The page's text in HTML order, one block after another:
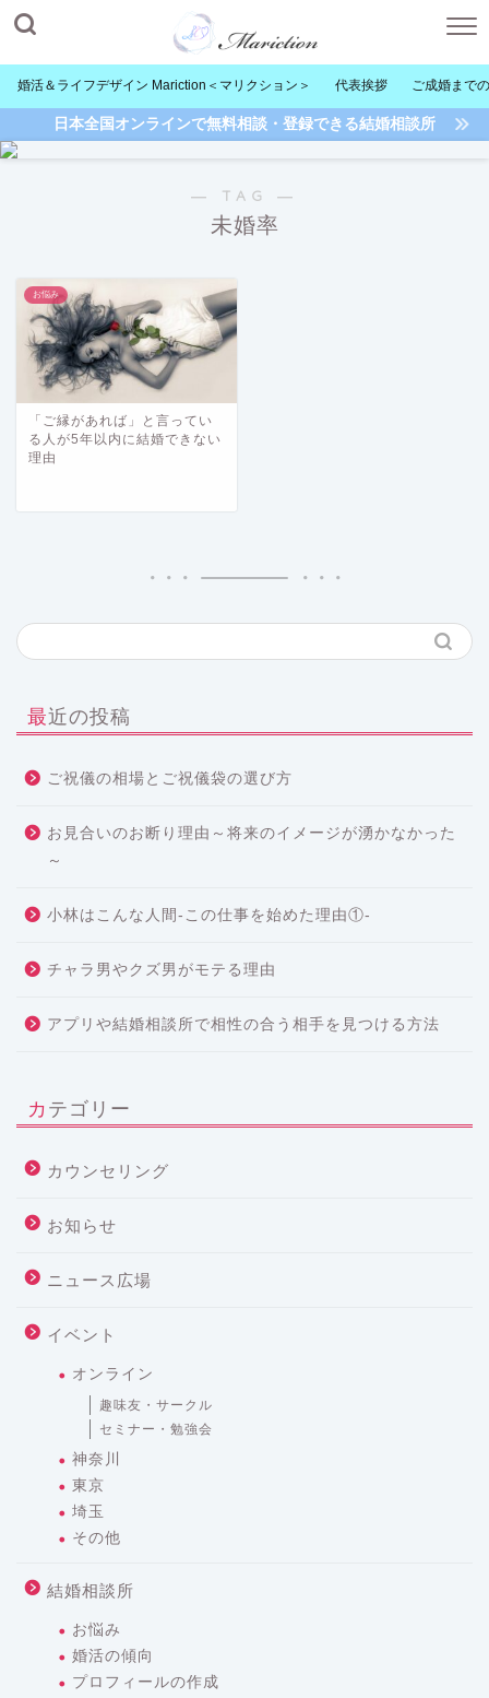
婚活＆ライフデザイン Mariction＜マリクション＞ 代表挨拶 ご成婚まで
日本全国オンラインで無料相談・登録できる結婚相談所
― TAG ―
未婚率
お悩み
「ご縁があれば」と言ってい
る人が5年以内に結婚できない
理由
最近の投稿
ご祝儀の相場とご祝儀袋の選び方
お見合いのお断り理由～将来のイメージが湧かなかった
～
小林はこんな人間-この仕事を始めた理由①-
チャラ男やクズ男がモテる理由
アプリや結婚相談所で相性の合う相手を見つける方法
カテゴリー
カウンセリング
お知らせ
ニュース広場
イベント
オンライン
趣味友・サークル
セミナー・勉強会
神奈川
東京
埼玉
その他
結婚相談所
お悩み
婚活の傾向
プロフィールの作成